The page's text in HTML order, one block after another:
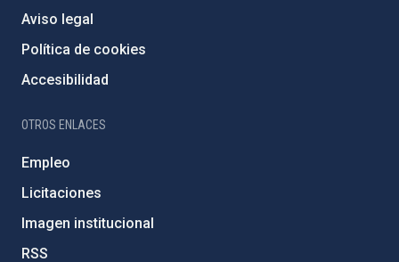
Aviso legal
Política de cookies
Accesibilidad
OTROS ENLACES
Empleo
Licitaciones
Imagen institucional
RSS